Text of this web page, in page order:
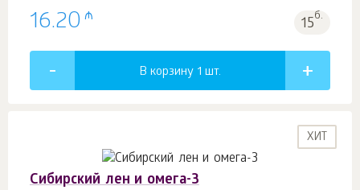
16.20 ₼ 15б.
В корзину 1 шт.
ХИТ
Сибирский лен и омега-3